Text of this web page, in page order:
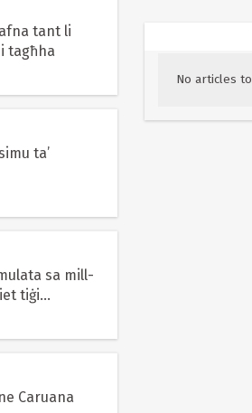
tant li
tagħha
ta’
sa mill-
tiġi
Caruana